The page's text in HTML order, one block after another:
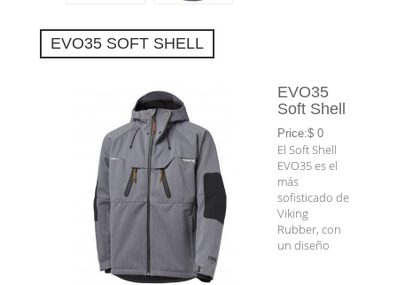
EVO35 SOFT SHELL
EVO35
Soft Shell
Price:$ 0
El Soft Shell
EVO35 es el
más
sofisticado de
Viking
Rubber, con
un diseño